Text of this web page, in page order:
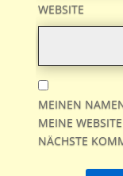
WEBSITE
MEINEN
MEINE
NÄCHSTE